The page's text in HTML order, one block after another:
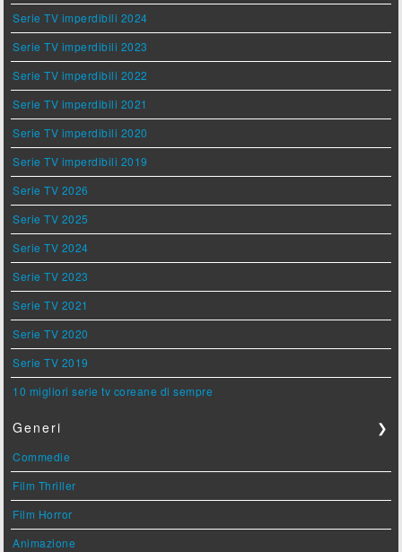
Serie TV imperdibili 2024
Serie TV imperdibili 2023
Serie TV imperdibili 2022
Serie TV imperdibili 2021
Serie TV imperdibili 2020
Serie TV imperdibili 2019
Serie TV 2026
Serie TV 2025
Serie TV 2024
Serie TV 2023
Serie TV 2021
Serie TV 2020
Serie TV 2019
10 migliori serie tv coreane di sempre
Generi ❯
Commedie
Film Thriller
Film Horror
Animazione